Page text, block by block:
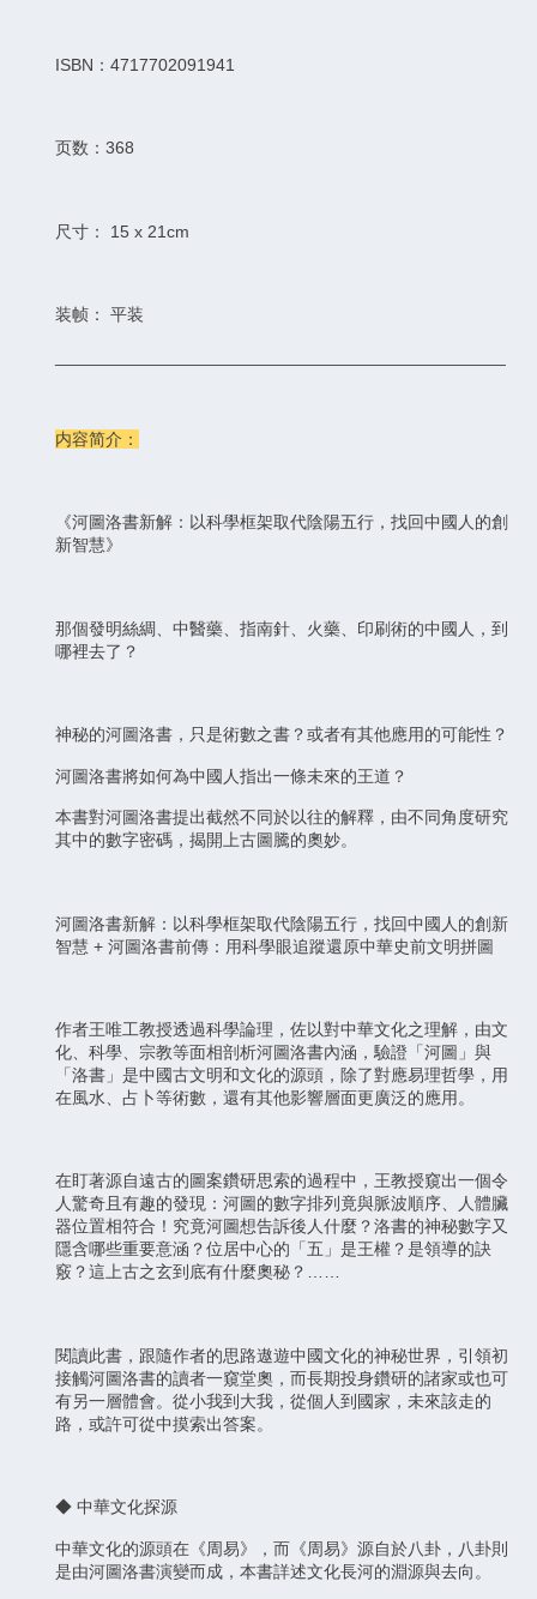
ISBN：4717702091941
页数：368
尺寸： 15 x 21cm
装帧： 平装
内容简介：
《河圖洛書新解：以科學框架取代陰陽五行，找回中國人的創
新智慧》
那個發明絲綢、中醫藥、指南針、火藥、印刷術的中國人，到
哪裡去了？
神秘的河圖洛書，只是術數之書？或者有其他應用的可能性？
河圖洛書將如何為中國人指出一條未來的王道？
本書對河圖洛書提出截然不同於以往的解釋，由不同角度研究
其中的數字密碼，揭開上古圖騰的奧妙。
河圖洛書新解：以科學框架取代陰陽五行，找回中國人的創新
智慧 + 河圖洛書前傳：用科學眼追蹤還原中華史前文明拼圖
作者王唯工教授透過科學論理，佐以對中華文化之理解，由文
化、科學、宗教等面相剖析河圖洛書內涵，驗證「河圖」與
「洛書」是中國古文明和文化的源頭，除了對應易理哲學，用
在風水、占卜等術數，還有其他影響層面更廣泛的應用。
在盯著源自遠古的圖案鑽研思索的過程中，王教授窺出一個令
人驚奇且有趣的發現：河圖的數字排列竟與脈波順序、人體臟
器位置相符合！究竟河圖想告訴後人什麼？洛書的神秘數字又
隱含哪些重要意涵？位居中心的「五」是王權？是領導的訣
竅？這上古之玄到底有什麼奧秘？……
閱讀此書，跟隨作者的思路遨遊中國文化的神秘世界，引領初
接觸河圖洛書的讀者一窺堂奧，而長期投身鑽研的諸家或也可
有另一層體會。從小我到大我，從個人到國家，未來該走的
路，或許可從中摸索出答案。
◆ 中華文化探源
中華文化的源頭在《周易》，而《周易》源自於八卦，八卦則
是由河圖洛書演變而成，本書詳述文化長河的淵源與去向。